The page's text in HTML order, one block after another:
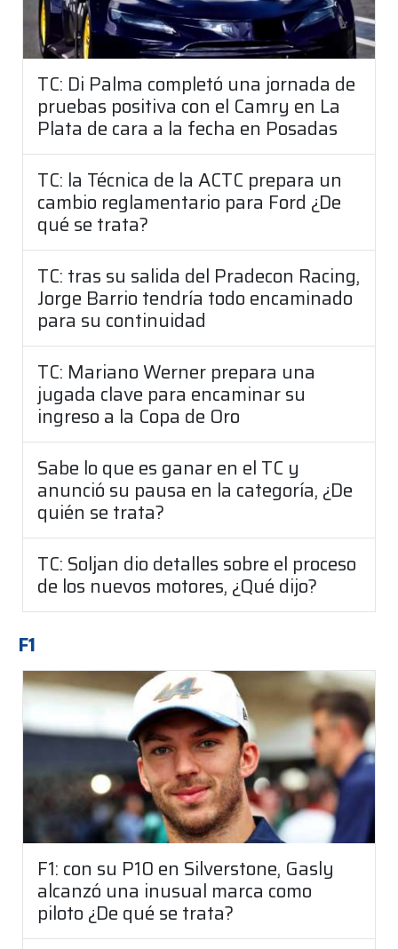
TC: Di Palma completó una jornada de
pruebas positiva con el Camry en La
Plata de cara a la fecha en Posadas
TC: la Técnica de la ACTC prepara un
cambio reglamentario para Ford ¿De
qué se trata?
TC: tras su salida del Pradecon Racing,
Jorge Barrio tendría todo encaminado
para su continuidad
TC: Mariano Werner prepara una
jugada clave para encaminar su
ingreso a la Copa de Oro
Sabe lo que es ganar en el TC y
anunció su pausa en la categoría, ¿De
quién se trata?
TC: Soljan dio detalles sobre el proceso
de los nuevos motores, ¿Qué dijo?
F1
F1: con su P10 en Silverstone, Gasly
alcanzó una inusual marca como
piloto ¿De qué se trata?